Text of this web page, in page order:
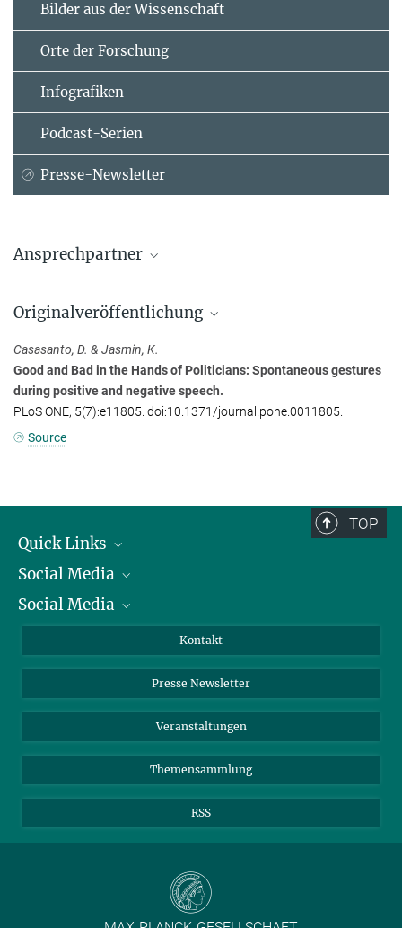
Bilder aus der Wissenschaft
Orte der Forschung
Infografiken
Podcast-Serien
Presse-Newsletter
Ansprechpartner
Max-Planck-Institut für Psycholinguistik, Nijmegen, Niederlande
daniel.casasanto@...
Originalveröffentlichung
Casasanto, D. & Jasmin, K.
Good and Bad in the Hands of Politicians: Spontaneous gestures
during positive and negative speech.
PLoS ONE, 5(7):e11805. doi:10.1371/journal.pone.0011805.
Source
TOP
Quick Links
Präsident
Zahlen und Fakten
Meldestelle Fehlverhalten
Social Media
Bluesky
TikTok
Social Media
Instagram
YouTube
Kontakt
Presse Newsletter
Veranstaltungen
Themensammlung
RSS